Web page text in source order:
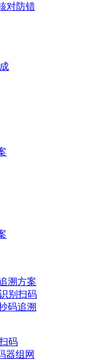
对防错
溯方案
别扫码
码追溯
码
器组网